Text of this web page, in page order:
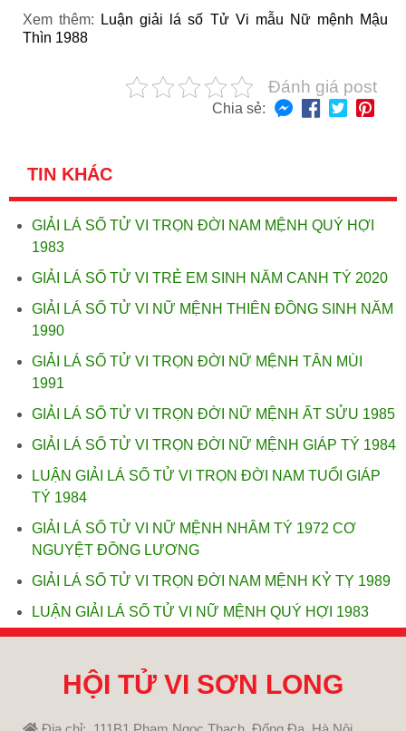
Xem thêm:
Luận giải lá số Tử Vi mẫu Nữ mệnh Mậu
Thìn 1988
Đánh giá post
Chia sẻ:
TIN KHÁC
GIẢI LÁ SỐ TỬ VI TRỌN ĐỜI NAM MỆNH QUÝ HỢI
1983
GIẢI LÁ SỐ TỬ VI TRẺ EM SINH NĂM CANH TÝ 2020
GIẢI LÁ SỐ TỬ VI NỮ MỆNH THIÊN ĐỒNG SINH NĂM
1990
GIẢI LÁ SỐ TỬ VI TRỌN ĐỜI NỮ MỆNH TÂN MÙI
1991
GIẢI LÁ SỐ TỬ VI TRỌN ĐỜI NỮ MỆNH ẤT SỬU 1985
GIẢI LÁ SỐ TỬ VI TRỌN ĐỜI NỮ MỆNH GIÁP TÝ 1984
LUẬN GIẢI LÁ SỐ TỬ VI TRỌN ĐỜI NAM TUỔI GIÁP
TÝ 1984
GIẢI LÁ SỐ TỬ VI NỮ MỆNH NHÂM TÝ 1972 CƠ
NGUYỆT ĐỒNG LƯƠNG
GIẢI LÁ SỐ TỬ VI TRỌN ĐỜI NAM MỆNH KỶ TỴ 1989
LUẬN GIẢI LÁ SỐ TỬ VI NỮ MỆNH QUÝ HỢI 1983
HỘI TỬ VI SƠN LONG